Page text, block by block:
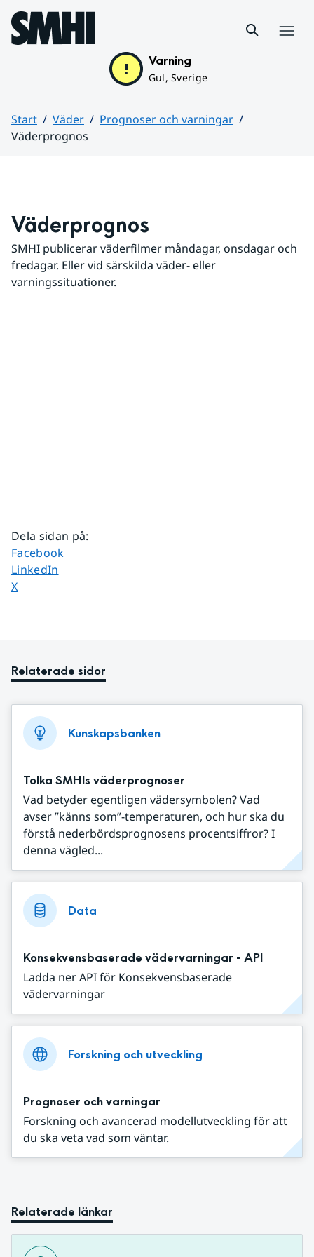
Hoppa till sidans innehåll
Varning
Gul, Sverige
Start Väder
Prognoser och varningar
Väderprognos
Väderprognos
SMHI publicerar väderfilmer måndagar, onsdagar och
fredagar. Eller vid särskilda väder- eller
varningssituationer.
Dela sidan på:
Dela sidan på
Facebook
Dela sidan på
LinkedIn
Dela sidan på
X
Relaterade sidor
Kunskapsbanken
Tolka SMHIs väderprognoser
Vad betyder egentligen vädersymbolen? Vad
avser ”känns som”-temperaturen, och hur ska du
förstå nederbördsprognosens procentsiffror? I
denna vägled...
Data
Konsekvensbaserade vädervarningar - API
Ladda ner API för Konsekvensbaserade
vädervarningar
Forskning och utveckling
Prognoser och varningar
Forskning och avancerad modellutveckling för att
du ska veta vad som väntar.
Relaterade länkar